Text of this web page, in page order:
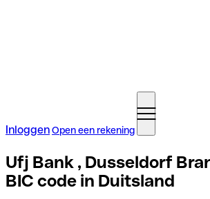
InloggenOpen een rekening
Ufj Bank , Dusseldorf
BIC code in Duitsland